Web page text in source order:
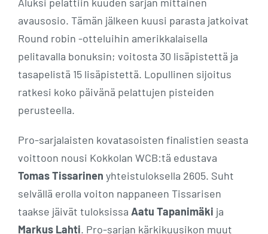
avausosio. Tämän jälkeen kuusi parasta jatkoivat
Round robin -otteluihin amerikkalaisella
pelitavalla bonuksin; voitosta 30 lisäpistettä ja
tasapelistä 15 lisäpistettä. Lopullinen sijoitus
ratkesi koko päivänä pelattujen pisteiden
perusteella.
Pro-sarjalaisten kovatasoisten finalistien seasta
voittoon nousi Kokkolan WCB:tä edustava
Tomas Tissarinen yhteistuloksella 2605. Suht
selvällä erolla voiton nappaneen Tissarisen
taakse jäivät tuloksissa Aatu Tapanimäki ja
Markus Lahti. Pro-sarjan kärkikuusikon muut